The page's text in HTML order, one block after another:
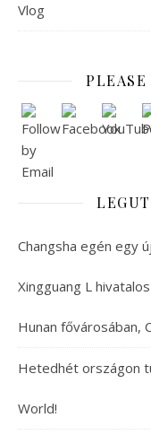
Vlog
Changsha egén egy
Xingguang L
Hunan fővárosában,
Hetedhét országon
World!